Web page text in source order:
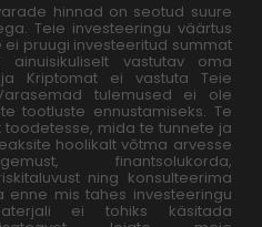
hinnad on seotud suure
Teie investeeringu väärtus
pruugi investeeritud summat
vastutav oma
Kriptomat ei vastuta Teie
tulemused ei ole
tootluste ennustamiseks. Te
mida te tunnete ja
hoolikalt võtma arvesse
finantsolukorda,
ning konsulteerima
enne mis tahes investeeringu
ei tohiks käsitada